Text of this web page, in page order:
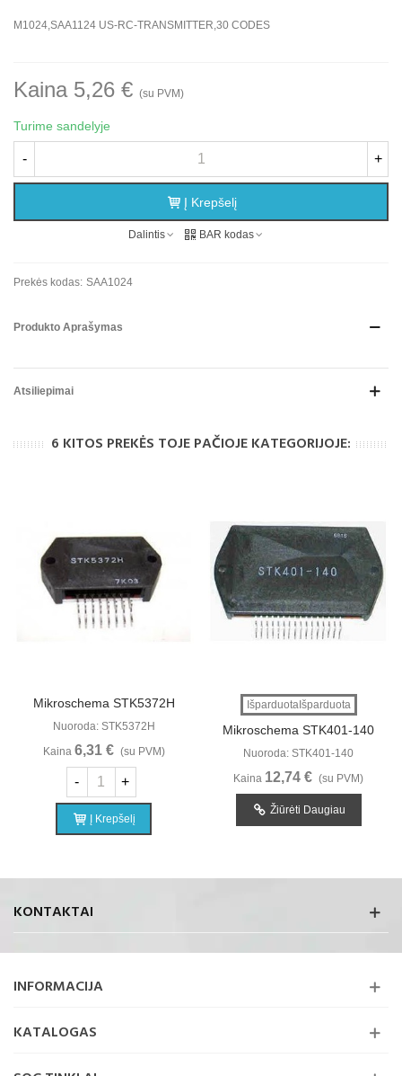
M1024,SAA1124 US-RC-TRANSMITTER,30 CODES
Kaina 5,26 € (su PVM)
Turime sandelyje
- +
Į Krepšelį
Dalintis BAR kodas
Prekės kodas: SAA1024
Produkto Aprašymas
Atsiliepimai
6 KITOS PREKĖS TOJE PAČIOJE KATEGORIJOJE:
Mikroschema STK5372H
Nuoroda: STK5372H
Kaina 6,31 € (su PVM)
- +
Į Krepšelį
IšparduotaIšparduota
Mikroschema STK401-140
Nuoroda: STK401-140
Kaina 12,74 € (su PVM)
Žiūrėti Daugiau
KONTAKTAI
INFORMACIJA
KATALOGAS